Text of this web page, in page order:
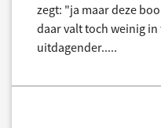
zegt: "ja maar deze
daar valt toch weinig
uitdagender.....